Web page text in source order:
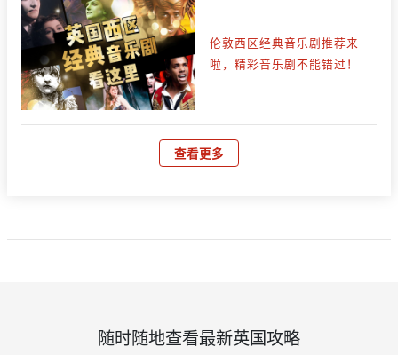
伦敦西区经典音乐剧推荐来
啦，精彩音乐剧不能错过！
查看更多
随时随地查看最新英国攻略